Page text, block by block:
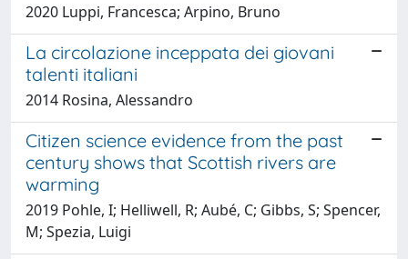
2020 Luppi, Francesca; Arpino, Bruno
La circolazione inceppata dei giovani
talenti italiani
2014 Rosina, Alessandro
Citizen science evidence from the past
century shows that Scottish rivers are
warming
2019 Pohle, I; Helliwell, R; Aubé, C; Gibbs, S; Spencer,
M; Spezia, Luigi